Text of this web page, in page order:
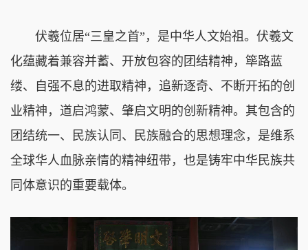
伏羲位居“三皇之首”，是中华人文始祖。伏羲文
化蕴藏着兼容并蓄、开放包容的团结精神，筚路蓝
缕、自强不息的进取精神，追新逐奇、不断开拓的创
业精神，道启鸿蒙、肇启文明的创新精神。其包含的
团结统一、民族认同、民族融合的思想理念，是维系
全球华人血脉亲情的精神纽带，也是铸牢中华民族共
同体意识的重要载体。